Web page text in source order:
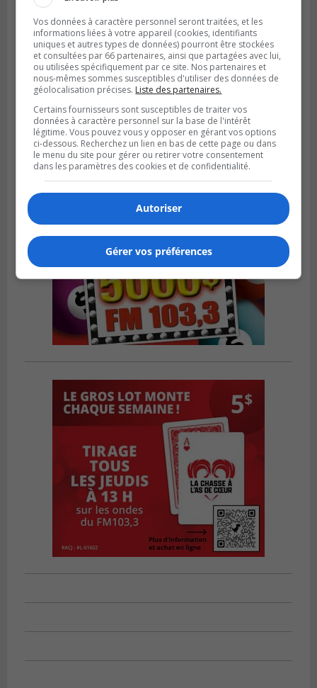
GREENFIELD PARK
Publié le 31 juillet 2026 à 16h45
Des firmes de Longueuil vont participer
aux méga-travaux de l’hôpital Charles-
Le Moyne
Vos données à caractère personnel seront traitées, et les
informations liées à votre appareil (cookies, identifiants
uniques et autres types de données) pourront être stockées
et consultées par 66 partenaires, ainsi que partagées avec lui,
ou utilisées spécifiquement par ce site. Nos partenaires et
nous-mêmes sommes susceptibles d'utiliser des données de
géolocalisation précises. Liste des partenaires.
Certains fournisseurs sont susceptibles de traiter vos
données à caractère personnel sur la base de l'intérêt
légitime. Vous pouvez vous y opposer en gérant vos options
ci-dessous. Recherchez un lien en bas de cette page ou dans
le menu du site pour gérer ou retirer votre consentement
dans les paramètres des cookies et de confidentialité.
Autoriser
Gérer vos préférences